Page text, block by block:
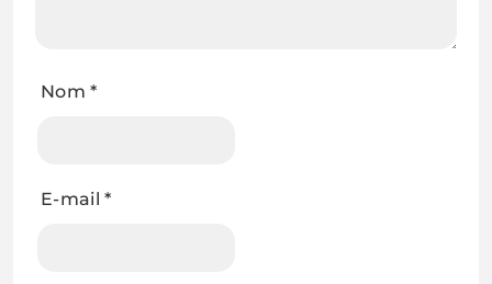
Nom*
E-mail*